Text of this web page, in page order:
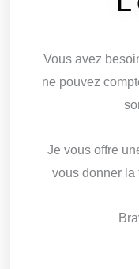
Vous avez
ne pouvez
Je vous offre
vous donner la